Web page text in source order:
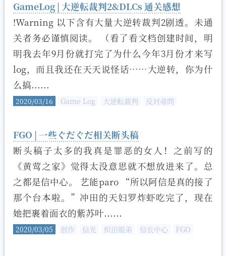
GameLog | 大逆転裁判2&DLCs 通关感想
!Warning 以下含有大量大逆转裁判2剧透。未通
关者务必谨慎阅读。 （看了看文档创建时间，明
明我去年9月份就打完了为什么今年3月份才来写
log，而且我还在天天说怪话……大逆转，你为什
么搞......
2020/03/16 Game Log 大逆転裁判 反対尋問
FGO | 一些ぐだぐだ相关断头稿
断头稿子太多的我真是罪恶的女人！之前写的
《黄莺之家》觉得太没意思就不想放进来了。总
之都是信中心。 艺能paro “所以阿信是真的接了
那个台本啦。”冲田的天妇罗炸虾吃完了，现在
她把裹着面衣的紫苏叶......
2020/03/05 创作 信光 织田姐弟 信长中心 FGO